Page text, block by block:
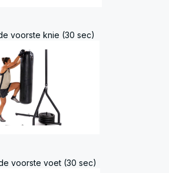
voorste knie (30 sec)
voorste voet (30 sec)